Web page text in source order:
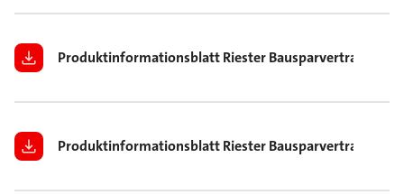
Produktinformationsblatt Riester Bausparvertrag 20
Produktinformationsblatt Riester Bausparvertrag 30